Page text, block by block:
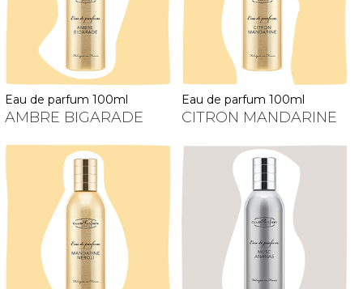
eau de parfum 100ml
AMBRE BIGARADE
eau de parfum 100ml
CITRON MANDARINE